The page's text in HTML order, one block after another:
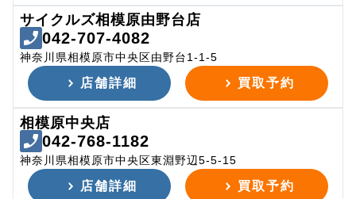
サイクルズ相模原由野台店
042-707-4082
神奈川県相模原市中央区由野台1-1-5
店舗詳細 買取予約
相模原中央店
042-768-1182
神奈川県相模原市中央区東淵野辺5-5-15
店舗詳細 買取予約